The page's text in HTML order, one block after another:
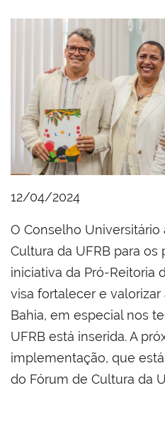
12/04/2024
O Conselho
Cultura da UFRB para os
iniciativa da Pró-Reitoria
visa fortalecer e
Bahia, em especial nos
UFRB está inserida. A
implementação, que
do Fórum de Cultura da